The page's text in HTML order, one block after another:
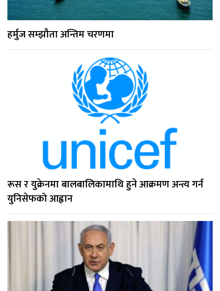
हर्मुज सम्झौता अन्तिम चरणमा
रूस र युक्रेनमा बालबालिकामाथि हुने आक्रमण अन्त्य गर्न
युनिसेफको आह्वान